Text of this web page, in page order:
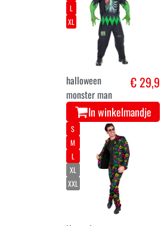
L
XL
halloween
monster man
€ 29,9
In winkelmandje
S
M
L
XL
XXL